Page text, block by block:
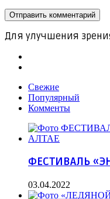
Для улучшения
Свежие
Популярный
Комменты
ФЕСТИВАЛЬ
03.04.2022